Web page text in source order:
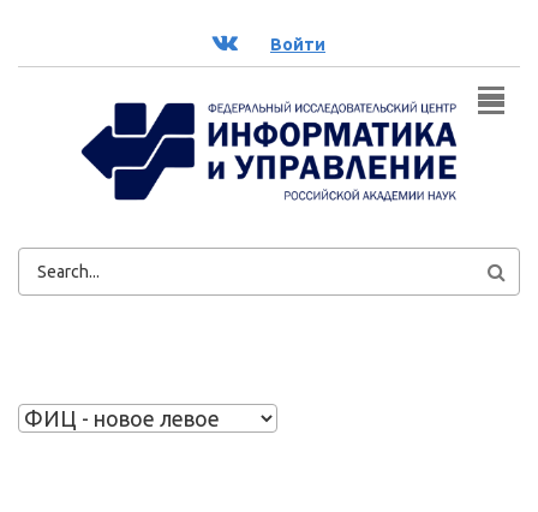
ВК Войти
ФОРМА